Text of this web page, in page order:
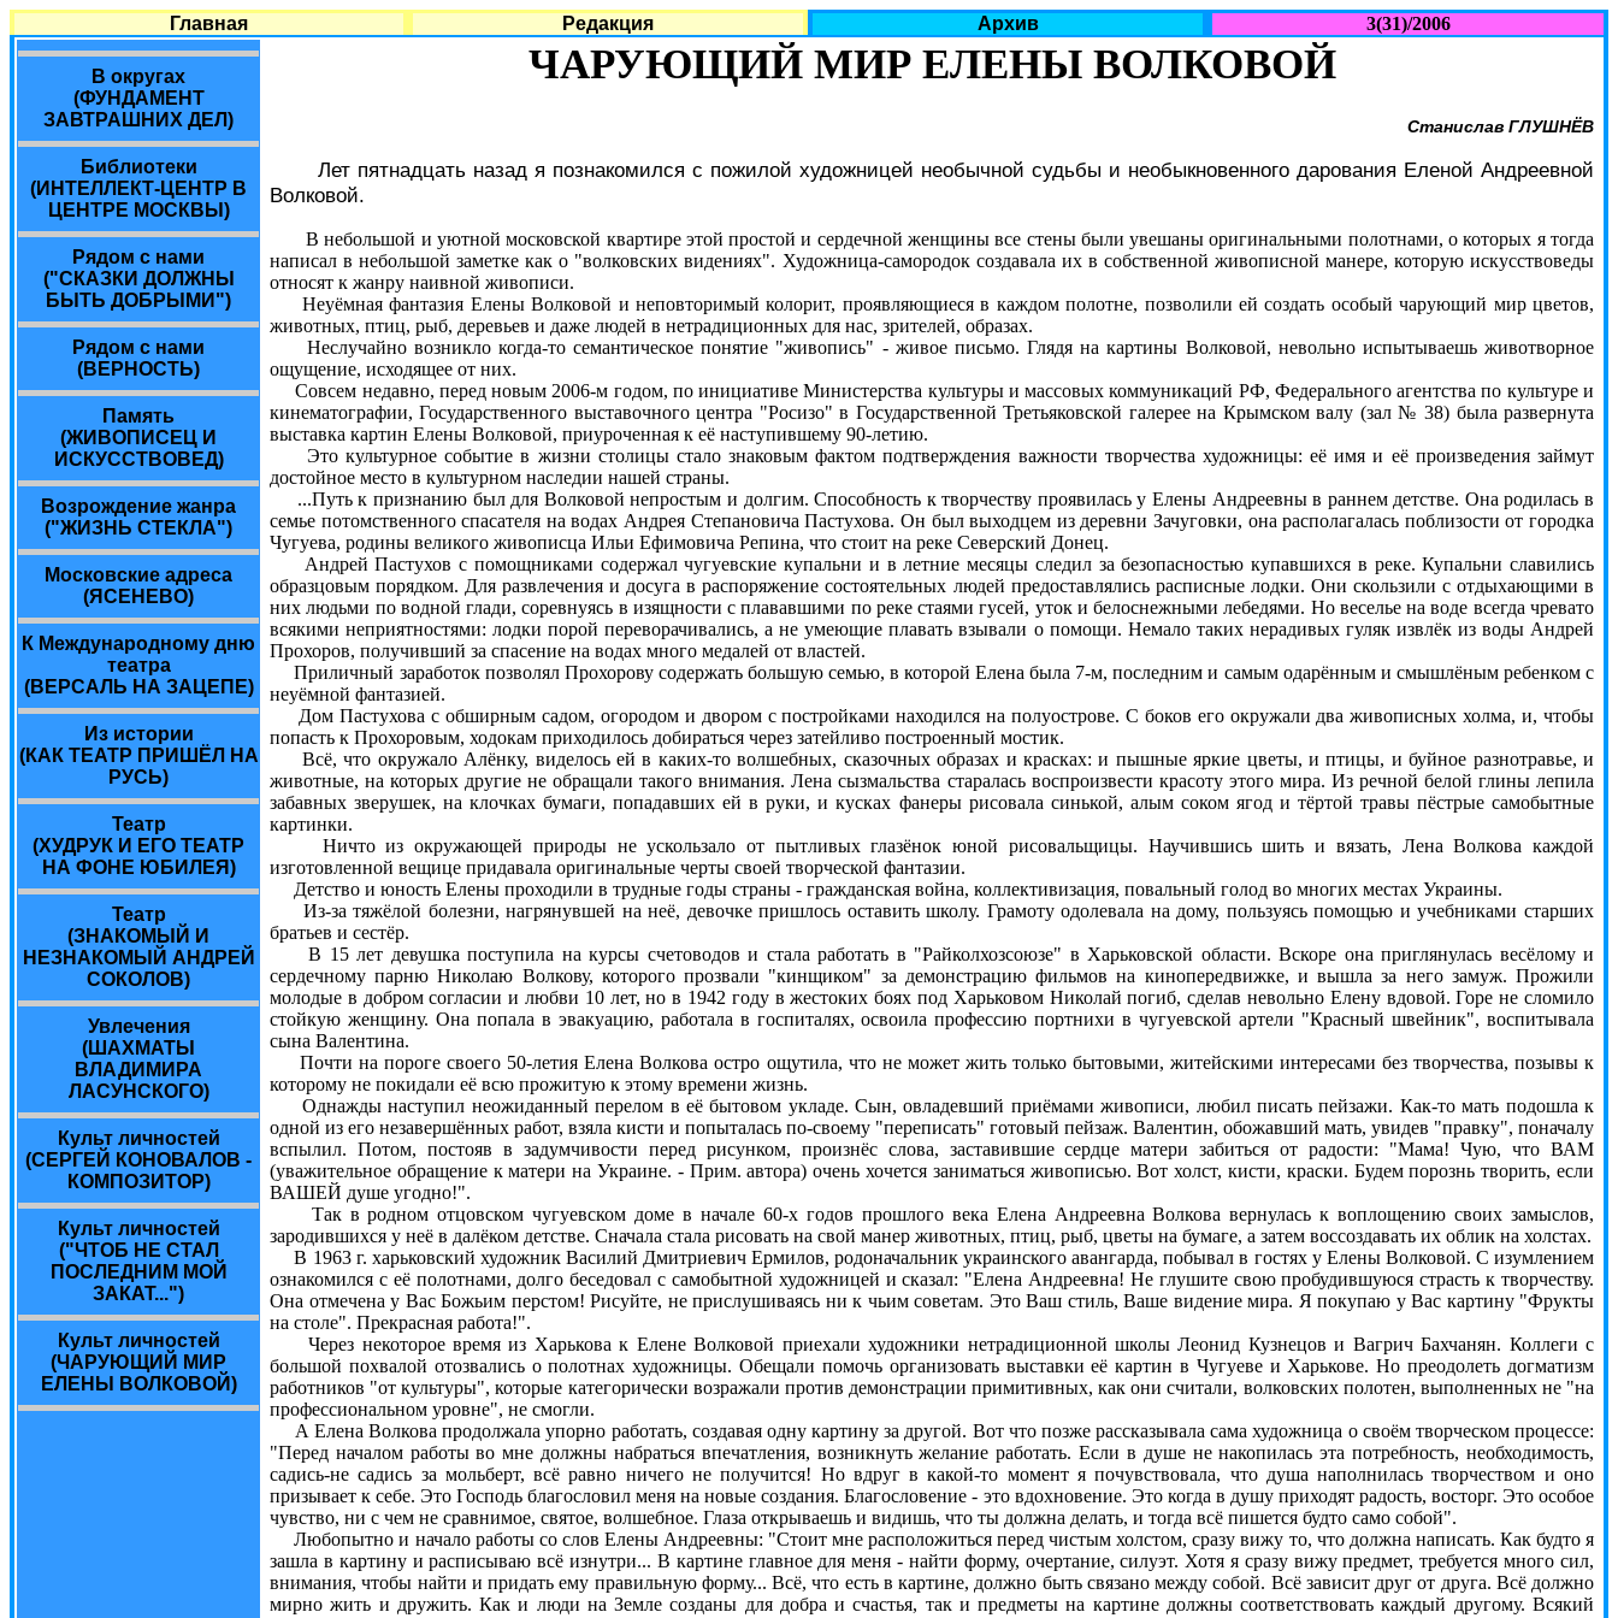
Главная Редакция Архив 3(31)/2006
В округах
(ФУНДАМЕНТ
ЗАВТРАШНИХ ДЕЛ)
Библиотеки
(ИНТЕЛЛЕКТ-ЦЕНТР В
ЦЕНТРЕ МОСКВЫ)
Рядом с нами
("СКАЗКИ ДОЛЖНЫ
БЫТЬ ДОБРЫМИ")
Рядом с нами
(ВЕРНОСТЬ)
Память
(ЖИВОПИСЕЦ И
ИСКУССТВОВЕД)
Возрождение жанра
("ЖИЗНЬ СТЕКЛА")
Московские адреса
(ЯСЕНЕВО)
К Международному дню
театра
(ВЕРСАЛЬ НА ЗАЦЕПЕ)
Из истории
(КАК ТЕАТР ПРИШЁЛ НА
РУСЬ)
Театр
(ХУДРУК И ЕГО ТЕАТР
НА ФОНЕ ЮБИЛЕЯ)
Театр
(ЗНАКОМЫЙ И
НЕЗНАКОМЫЙ АНДРЕЙ
СОКОЛОВ)
Увлечения
(ШАХМАТЫ
ВЛАДИМИРА
ЛАСУНСКОГО)
Культ личностей
(СЕРГЕЙ КОНОВАЛОВ -
КОМПОЗИТОР)
Культ личностей
("ЧТОБ НЕ СТАЛ
ПОСЛЕДНИМ МОЙ
ЗАКАТ...")
Культ личностей
(ЧАРУЮЩИЙ МИР
ЕЛЕНЫ ВОЛКОВОЙ)
ЧАРУЮЩИЙ МИР ЕЛЕНЫ ВОЛКОВОЙ
Станислав ГЛУШНЁВ
Лет пятнадцать назад я познакомился с пожилой художницей необычной судьбы и необыкновенного дарования Еленой Андреевной
Волковой.
В небольшой и уютной московской квартире этой простой и сердечной женщины все стены были увешаны оригинальными полотнами, о которых я тогда
написал в небольшой заметке как о "волковских видениях". Художница-самородок создавала их в собственной живописной манере, которую искусствоведы
относят к жанру наивной живописи.
Неуёмная фантазия Елены Волковой и неповторимый колорит, проявляющиеся в каждом полотне, позволили ей создать особый чарующий мир цветов,
животных, птиц, рыб, деревьев и даже людей в нетрадиционных для нас, зрителей, образах.
Неслучайно возникло когда-то семантическое понятие "живопись" - живое письмо. Глядя на картины Волковой, невольно испытываешь животворное
ощущение, исходящее от них.
Совсем недавно, перед новым 2006-м годом, по инициативе Министерства культуры и массовых коммуникаций РФ, Федерального агентства по культуре и
кинематографии, Государственного выставочного центра "Росизо" в Государственной Третьяковской галерее на Крымском валу (зал № 38) была развернута
выставка картин Елены Волковой, приуроченная к её наступившему 90-летию.
Это культурное событие в жизни столицы стало знаковым фактом подтверждения важности творчества художницы: её имя и её произведения займут
достойное место в культурном наследии нашей страны.
...Путь к признанию был для Волковой непростым и долгим. Способность к творчеству проявилась у Елены Андреевны в раннем детстве. Она родилась в
семье потомственного спасателя на водах Андрея Степановича Пастухова. Он был выходцем из деревни Зачуговки, она располагалась поблизости от городка
Чугуева, родины великого живописца Ильи Ефимовича Репина, что стоит на реке Северский Донец.
Андрей Пастухов с помощниками содержал чугуевские купальни и в летние месяцы следил за безопасностью купавшихся в реке. Купальни славились
образцовым порядком. Для развлечения и досуга в распоряжение состоятельных людей предоставлялись расписные лодки. Они скользили с отдыхающими в
них людьми по водной глади, соревнуясь в изящности с плававшими по реке стаями гусей, уток и белоснежными лебедями. Но веселье на воде всегда чревато
всякими неприятностями: лодки порой переворачивались, а не умеющие плавать взывали о помощи. Немало таких нерадивых гуляк извлёк из воды Андрей
Прохоров, получивший за спасение на водах много медалей от властей.
Приличный заработок позволял Прохорову содержать большую семью, в которой Елена была 7-м, последним и самым одарённым и смышлёным ребенком с
неуёмной фантазией.
Дом Пастухова с обширным садом, огородом и двором с постройками находился на полуострове. С боков его окружали два живописных холма, и, чтобы
попасть к Прохоровым, ходокам приходилось добираться через затейливо построенный мостик.
Всё, что окружало Алёнку, виделось ей в каких-то волшебных, сказочных образах и красках: и пышные яркие цветы, и птицы, и буйное разнотравье, и
животные, на которых другие не обращали такого внимания. Лена сызмальства старалась воспроизвести красоту этого мира. Из речной белой глины лепила
забавных зверушек, на клочках бумаги, попадавших ей в руки, и кусках фанеры рисовала синькой, алым соком ягод и тёртой травы пёстрые самобытные
картинки.
Ничто из окружающей природы не ускользало от пытливых глазёнок юной рисовальщицы. Научившись шить и вязать, Лена Волкова каждой
изготовленной вещице придавала оригинальные черты своей творческой фантазии.
Детство и юность Елены проходили в трудные годы страны - гражданская война, коллективизация, повальный голод во многих местах Украины.
Из-за тяжёлой болезни, нагрянувшей на неё, девочке пришлось оставить школу. Грамоту одолевала на дому, пользуясь помощью и учебниками старших
братьев и сестёр.
В 15 лет девушка поступила на курсы счетоводов и стала работать в "Райколхозсоюзе" в Харьковской области. Вскоре она приглянулась весёлому и
сердечному парню Николаю Волкову, которого прозвали "кинщиком" за демонстрацию фильмов на кинопередвижке, и вышла за него замуж. Прожили
молодые в добром согласии и любви 10 лет, но в 1942 году в жестоких боях под Харьковом Николай погиб, сделав невольно Елену вдовой. Горе не сломило
стойкую женщину. Она попала в эвакуацию, работала в госпиталях, освоила профессию портнихи в чугуевской артели "Красный швейник", воспитывала
сына Валентина.
Почти на пороге своего 50-летия Елена Волкова остро ощутила, что не может жить только бытовыми, житейскими интересами без творчества, позывы к
которому не покидали её всю прожитую к этому времени жизнь.
Однажды наступил неожиданный перелом в её бытовом укладе. Сын, овладевший приёмами живописи, любил писать пейзажи. Как-то мать подошла к
одной из его незавершённых работ, взяла кисти и попыталась по-своему "переписать" готовый пейзаж. Валентин, обожавший мать, увидев "правку", поначалу
вспылил. Потом, постояв в задумчивости перед рисунком, произнёс слова, заставившие сердце матери забиться от радости: "Мама! Чую, что ВАМ
(уважительное обращение к матери на Украине. - Прим. автора) очень хочется заниматься живописью. Вот холст, кисти, краски. Будем порознь творить, если
ВАШЕЙ душе угодно!".
Так в родном отцовском чугуевском доме в начале 60-х годов прошлого века Елена Андреевна Волкова вернулась к воплощению своих замыслов,
зародившихся у неё в далёком детстве. Сначала стала рисовать на свой манер животных, птиц, рыб, цветы на бумаге, а затем воссоздавать их облик на холстах.
В 1963 г. харьковский художник Василий Дмитриевич Ермилов, родоначальник украинского авангарда, побывал в гостях у Елены Волковой. С изумлением
ознакомился с её полотнами, долго беседовал с самобытной художницей и сказал: "Елена Андреевна! Не глушите свою пробудившуюся страсть к творчеству.
Она отмечена у Вас Божьим перстом! Рисуйте, не прислушиваясь ни к чьим советам. Это Ваш стиль, Ваше видение мира. Я покупаю у Вас картину "Фрукты
на столе". Прекрасная работа!".
Через некоторое время из Харькова к Елене Волковой приехали художники нетрадиционной школы Леонид Кузнецов и Вагрич Бахчанян. Коллеги с
большой похвалой отозвались о полотнах художницы. Обещали помочь организовать выставки её картин в Чугуеве и Харькове. Но преодолеть догматизм
работников "от культуры", которые категорически возражали против демонстрации примитивных, как они считали, волковских полотен, выполненных не "на
профессиональном уровне", не смогли.
А Елена Волкова продолжала упорно работать, создавая одну картину за другой. Вот что позже рассказывала сама художница о своём творческом процессе:
"Перед началом работы во мне должны набраться впечатления, возникнуть желание работать. Если в душе не накопилась эта потребность, необходимость,
садись-не садись за мольберт, всё равно ничего не получится! Но вдруг в какой-то момент я почувствовала, что душа наполнилась творчеством и оно
призывает к себе. Это Господь благословил меня на новые создания. Благословение - это вдохновение. Это когда в душу приходят радость, восторг. Это особое
чувство, ни с чем не сравнимое, святое, волшебное. Глаза открываешь и видишь, что ты должна делать, и тогда всё пишется будто само собой".
Любопытно и начало работы со слов Елены Андреевны: "Стоит мне расположиться перед чистым холстом, сразу вижу то, что должна написать. Как будто я
зашла в картину и расписываю всё изнутри... В картине главное для меня - найти форму, очертание, силуэт. Хотя я сразу вижу предмет, требуется много сил,
внимания, чтобы найти и придать ему правильную форму... Всё, что есть в картине, должно быть связано между собой. Всё зависит друг от друга. Всё должно
мирно жить и дружить. Как и люди на Земле созданы для добра и счастья, так и предметы на картине должны соответствовать каждый другому. Всякий